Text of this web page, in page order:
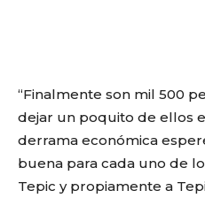
“Finalmente son mil 500
dejar un poquito de ellos
derrama económica
buena para cada uno de
Tepic y propiamente a